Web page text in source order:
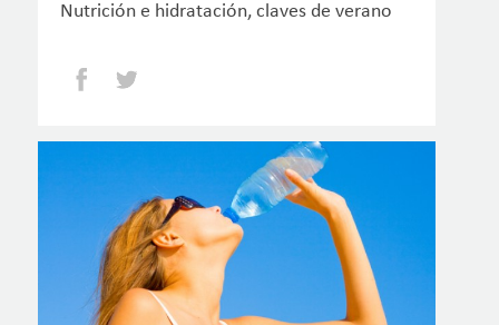
Nutrición e hidratación, claves de verano
Facebook